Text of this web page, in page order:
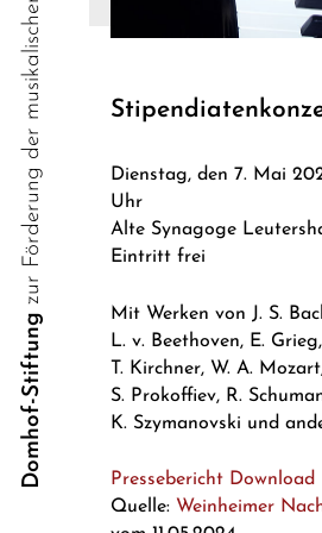
Domhof-Stiftung
zur Förderung der musikalischen Jugend
Dienstag, den 7. Mai
Uhr
Alte Synagoge
Eintritt frei
Mit Werken von J. S.
L. v. Beethoven, E. Grieg,
T. Kirchner, W. A.
S. Prokoffiev, R.
K. Szymanovski und
Pressebericht Download
Quelle: Weinheimer